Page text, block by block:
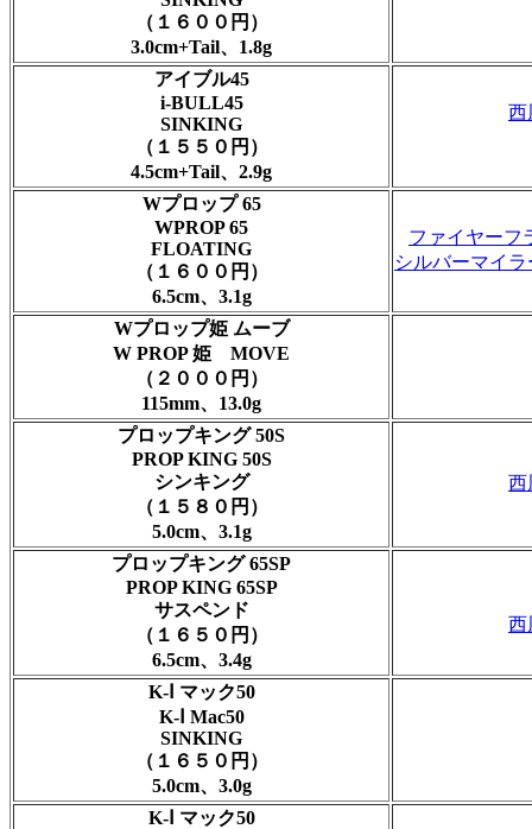
（１６００円）
3.0cm+Tail、1.8g
アイブル45
i-BULL45
SINKING
（１５５０円）
4.5cm+Tail、2.9g
西
Wプロップ 65
WPROP 65
FLOATING
（１６００円）
6.5cm、3.1g
ファイヤーフ
シルバーマイ
Wプロップ姫 ムーブ
W PROP 姫 MOVE
（２０００円）
115mm、13.0g
プロップキング 50S
PROP KING 50S
シンキング
（１５８０円）
5.0cm、3.1g
西
プロップキング 65SP
PROP KING 65SP
サスペンド
（１６５０円）
6.5cm、3.4g
西
K-Ⅰ マック50
K-Ⅰ Mac50
SINKING
（１６５０円）
5.0cm、3.0g
K-Ⅰ マック50